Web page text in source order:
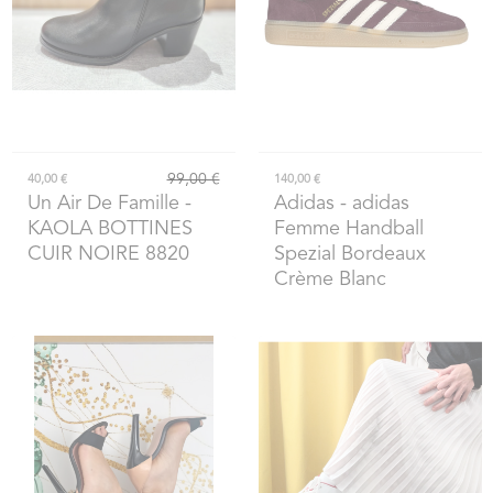
40,00 € 99,00 €
Un Air De Famille -
KAOLA BOTTINES
CUIR NOIRE 8820
140,00 €
Adidas - adidas
Femme Handball
Spezial Bordeaux
Crème Blanc